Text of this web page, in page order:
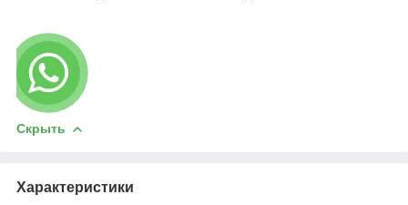
Скрыть
Характеристики